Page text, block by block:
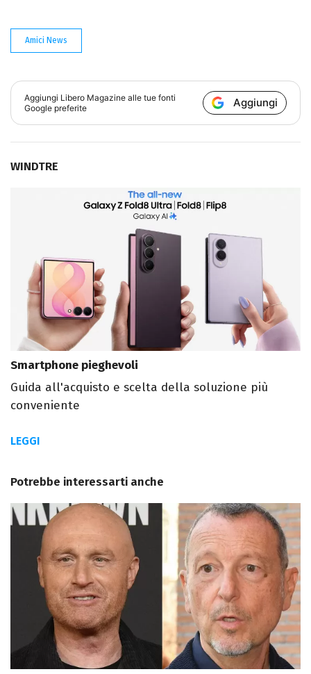
Amici News
Aggiungi Libero Magazine alle tue fonti
Google preferite
Aggiungi
WINDTRE
Smartphone pieghevoli
Guida all'acquisto e scelta della soluzione più
conveniente
LEGGI
Potrebbe interessarti anche